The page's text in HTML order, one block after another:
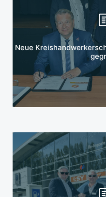
Neue
Mehr